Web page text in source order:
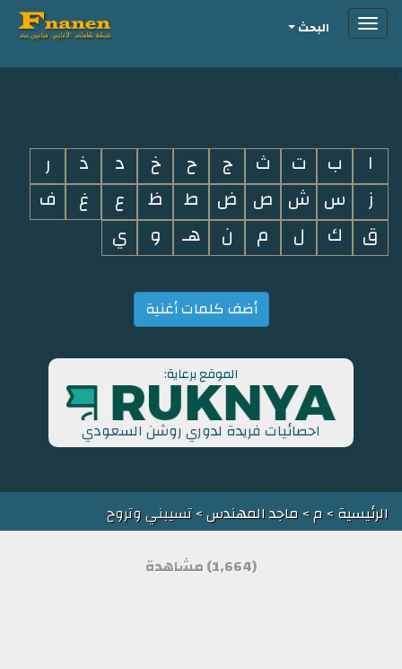
i
Toggleالبحث
ا ب ت ث ج ح خ د ذ
ر
ز
س ش ص ض ط ظ ع غ
ف
ق
ك ل م ن هـ و ي
أضف كلمات أغنية
الموقع برعاية:
احصائيات فريدة لدوري روشن السعودي
الرئيسية> م> ماجد المهندس> تسيبني وتروح
(1,664) مشاهدة